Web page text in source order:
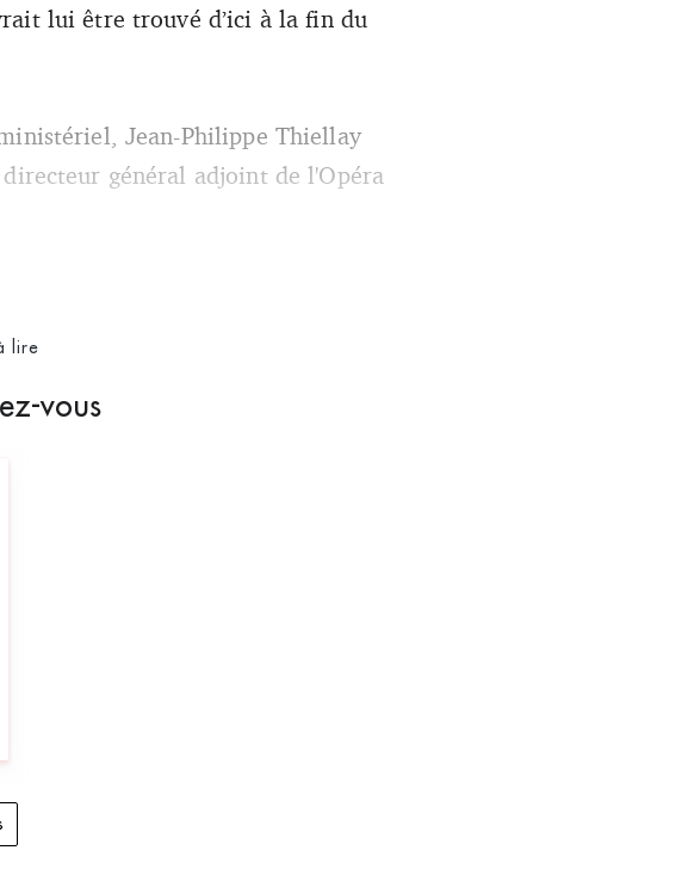
lui être trouvé d’ici à la fin du
Jean-Philippe Thiellay
général adjoint de l'Opéra
lire
vous